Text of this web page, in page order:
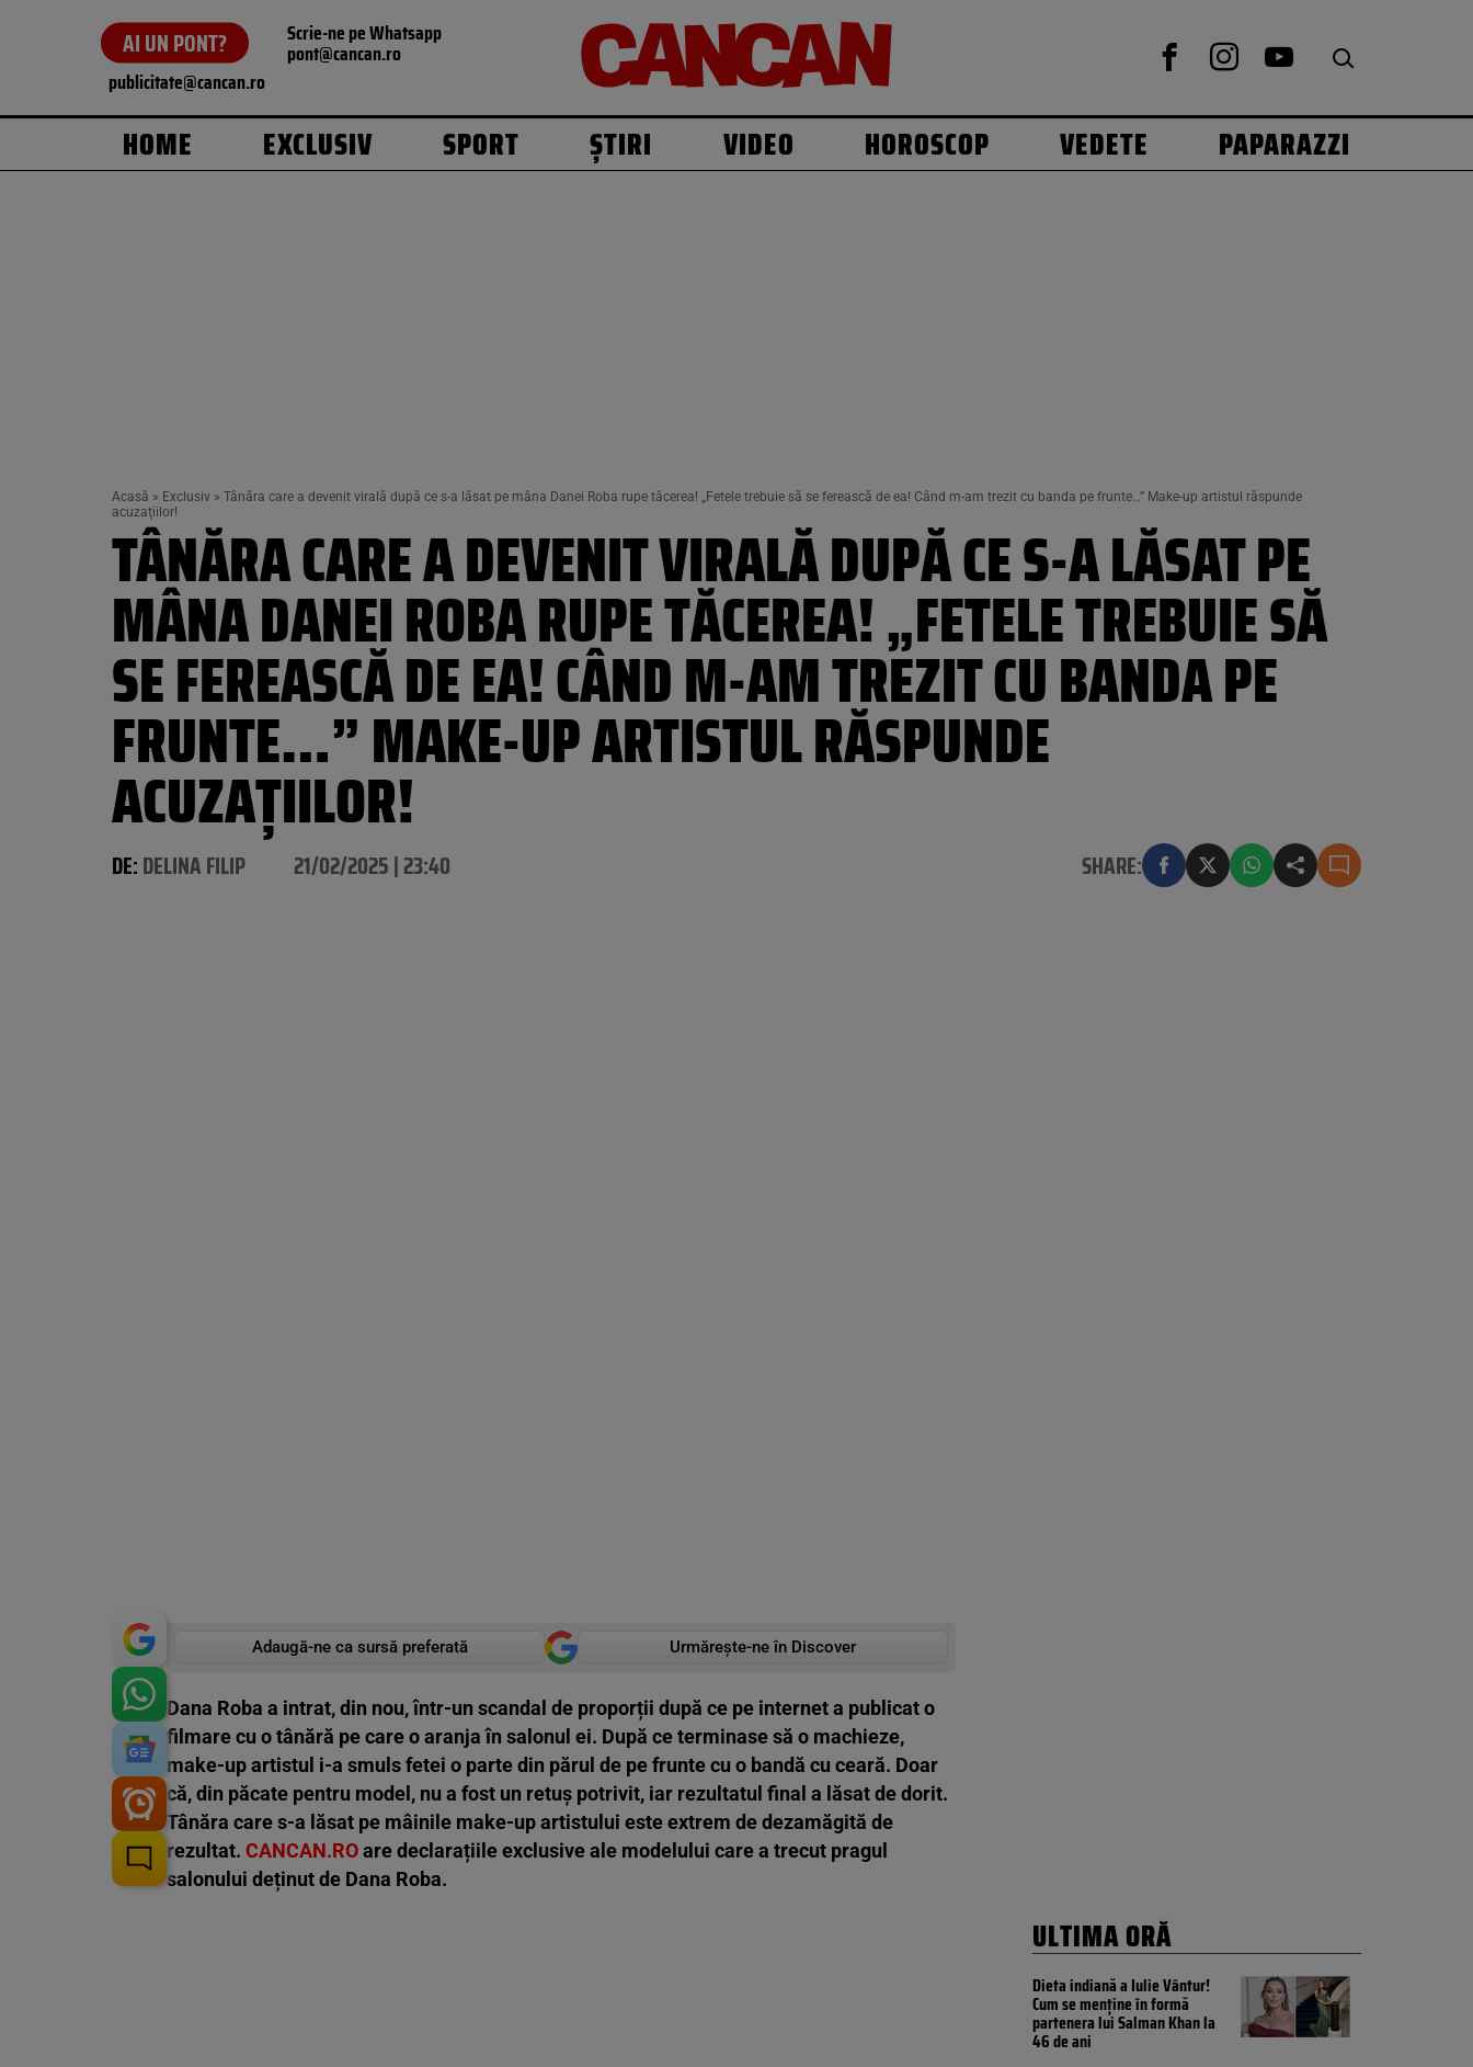
AI UN PONT? Scrie-ne pe Whatsapp
pont@cancan.ro
publicitate@cancan.ro
HOME EXCLUSIV SPORT ȘTIRI VIDEO HOROSCOP VEDETE PAPARAZZI
Acasă » Exclusiv » Tânăra care a devenit virală după ce s-a lăsat pe mâna Danei Roba rupe tăcerea! „Fetele trebuie să se ferească de ea! Când m-am trezit cu banda pe frunte…” Make-up artistul răspunde
acuzaţiilor!
TÂNĂRA CARE A DEVENIT VIRALĂ DUPĂ CE S-A LĂSAT PE
MÂNA DANEI ROBA RUPE TĂCEREA! „FETELE TREBUIE SĂ
SE FEREASCĂ DE EA! CÂND M-AM TREZIT CU BANDA PE
FRUNTE…” MAKE-UP ARTISTUL RĂSPUNDE
ACUZAŢIILOR!
DE:DELINA FILIP 21/02/2025 | 23:40 SHARE:
Adaugă-ne ca sursă preferată Urmărește-ne în Discover
Dana Roba a intrat, din nou, într-un scandal de proporții după ce pe internet a publicat o
filmare cu o tânără pe care o aranja în salonul ei. După ce terminase să o machieze,
make-up artistul i-a smuls fetei o parte din părul de pe frunte cu o bandă cu ceară. Doar
că, din păcate pentru model, nu a fost un retuș potrivit, iar rezultatul final a lăsat de dorit.
Tânăra care s-a lăsat pe mâinile make-up artistului este extrem de dezamăgită de
rezultat. CANCAN.ROare declarațiile exclusive ale modelului care a trecut pragul
salonului deținut de Dana Roba.
ULTIMA ORĂ
Dieta indiană a Iulie Vântur!
Cum se menține în formă
partenera lui Salman Khan la
46 de ani